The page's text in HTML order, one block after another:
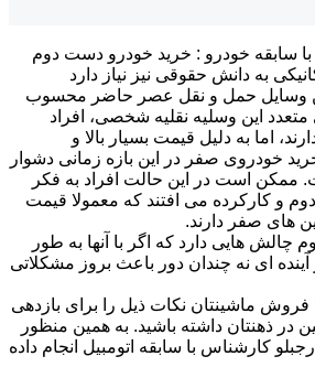
خودرو : خرید خودرو دست دوم
دانش حقوقی نیز نیاز دارد
حمل و نقل عصر حاضر محسوب
وسلیه نقلیه شخصی، افراد
به دلیل قیمت بسیار بالا و
صفر در این بازه زمانی دشوار
در این حالت افراد به فکر
می افتند که معمولا قیمت
دارند.
دارد که اگر با آنها به طور
نه چندان دور باعث بروز مشکلاتی
نکات ذیل را برای بازدهی
داشته باشید. به همین منظور
با سابقه اتومبیل انجام داده